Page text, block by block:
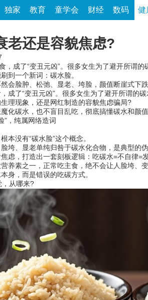
独家 教育 童学会 财经 数码 健
老还是容貌焦虑?
，成了“变丑元凶”。很多女生为了避开所谓
一个新词：碳水脸。
脸肿、松弛、显老、垮脸，颜值断崖式下跌
了“变丑元凶”。很多女生为了避开所谓的碳
现象，还是网红制造的容貌焦虑骗局?
碳水，也不盲目乱吃，彻底搞懂碳水和颜值
，纯属网络造词
没有“碳水脸”这个概念。
、显老单纯归咎于碳水化合物，是典型的伪
，打造出一套刻板逻辑：吃碳水=不自律=发
素之一，正常吃主食，绝不会让人脸垮、变
，而是错误的吃碳方式。
从哪来?